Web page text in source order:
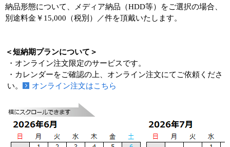
納品形態について、メディア納品（HDD等）をご選択の場合、
別途料金￥15,000（税別）／件を頂戴いたします。
＜短納期プランについて＞
・オンライン注文限定のサービスです。
・カレンダーをご確認の上、オンライン注文にてご依頼くださ
い。
オンライン注文はこちら